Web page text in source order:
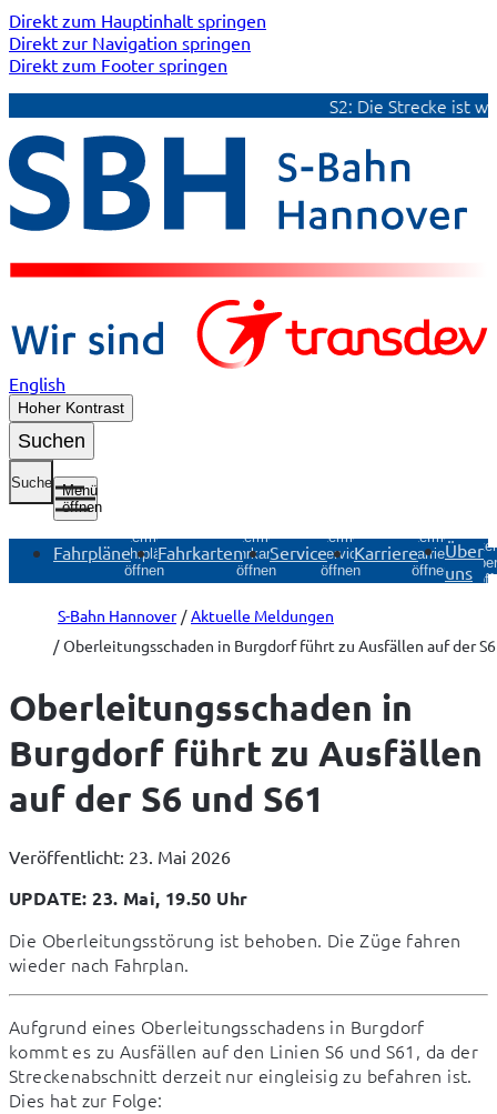
Direkt zum Hauptinhalt springen
Direkt zur Navigation springen
Direkt zum Footer springen
S2: Die Strecke ist
English
Hoher Kontrast
Suchen
Suche
Menü
öffnen
Fahrpläne
Untermenü
Fahrpläne
öffnen
Fahrkarten
Untermenü
Fahrkarten
öffnen
Service
Untermenü
Service
öffnen
Karriere
Untermenü
Karriere
öffnen
Über
uns
S-Bahn Hannover
Aktuelle Meldungen
Oberleitungsschaden in Burgdorf führt zu Ausfällen auf der S6
Oberleitungsschaden in
Burgdorf führt zu Ausfällen
auf der S6 und S61
Veröffentlicht: 23. Mai 2026
UPDATE: 23. Mai, 19.50 Uhr
Die Oberleitungsstörung ist behoben. Die Züge fahren
wieder nach Fahrplan.
Aufgrund eines Oberleitungsschadens in Burgdorf
kommt es zu Ausfällen auf den Linien S6 und S61, da der
Streckenabschnitt derzeit nur eingleisig zu befahren ist.
Dies hat zur Folge: